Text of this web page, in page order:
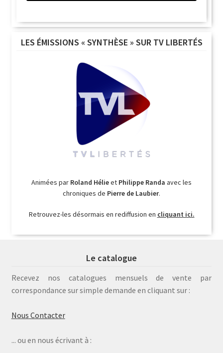
LES ÉMISSIONS « SYNTHÈSE » SUR TV LIBERTÉS
Animées par Roland Hélieet Philippe Randa avec les
chroniques de Pierre de Laubier.
Retrouvez-les désormais en rediffusion en cliquant ici.
Le catalogue
Recevez nos catalogues mensuels de vente par
correspondance sur simple demande en cliquant sur :
Nous Contacter
... ou en nous écrivant à :